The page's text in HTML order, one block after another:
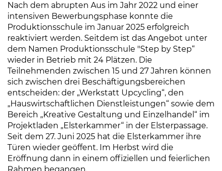
Nach dem abrupten Aus im Jahr 2022 und einer
intensiven Bewerbungsphase konnte die
Produktionsschule im Januar 2025 erfolgreich
reaktiviert werden. Seitdem ist das Angebot unter
dem Namen Produktionsschule "Step by Step“
wieder in Betrieb mit 24 Plätzen. Die
Teilnehmenden zwischen 15 und 27 Jahren können
sich zwischen drei Beschäftigungsbereichen
entscheiden: der „Werkstatt Upcycling“, den
„Hauswirtschaftlichen Dienstleistungen“ sowie dem
Bereich „Kreative Gestaltung und Einzelhandel“ im
Projektladen „Elsterkammer“ in der Elsterpassage.
Seit dem 27. Juni 2025 hat die Elsterkammer ihre
Türen wieder geöffent. Im Herbst wird die
Eröffnung dann in einem offiziellen und feierlichen